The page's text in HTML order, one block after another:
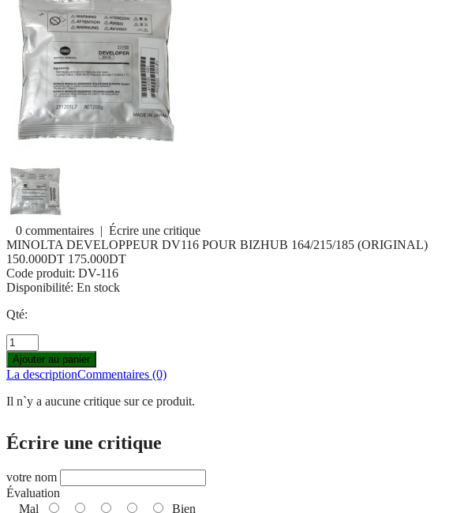
0 commentaires | Écrire une critique
MINOLTA DEVELOPPEUR DV116 POUR BIZHUB 164/215/185 (ORIGINAL)
150.000DT 175.000DT
Code produit: DV-116
Disponibilité: En stock
Qté:
Ajouter au panier
La descriptionCommentaires (0)
Il n`y a aucune critique sur ce produit.
Écrire une critique
votre nom
Évaluation
Mal
Bien